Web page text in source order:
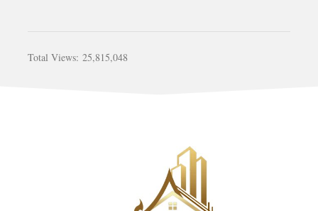
Total Views: 25,815,048